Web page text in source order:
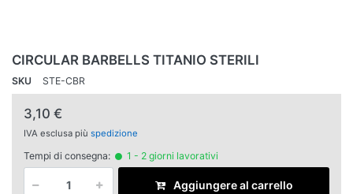
CIRCULAR BARBELLS TITANIO STERILI
SKU STE-CBR
3,10 €
IVA esclusa più spedizione
Tempi di consegna: 1 - 2 giorni lavorativi
Aggiungere al carrello